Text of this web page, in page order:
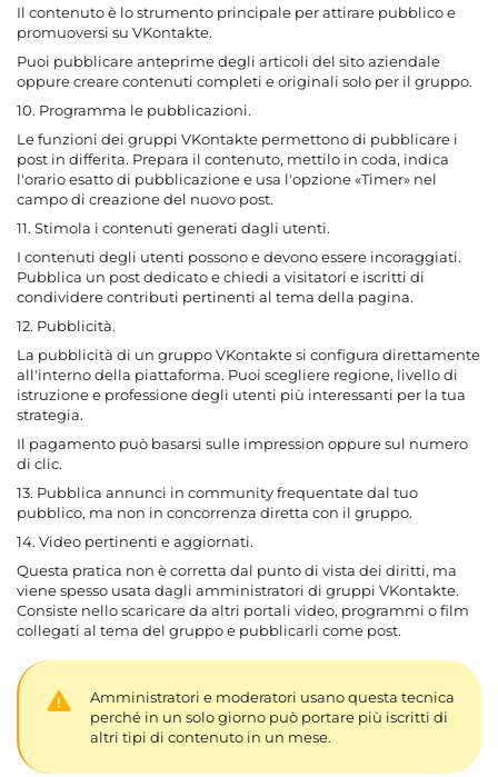
Il contenuto è lo strumento principale per attirare pubblico e
promuoversi su VKontakte.
Puoi pubblicare anteprime degli articoli del sito aziendale
oppure creare contenuti completi e originali solo per il gruppo.
10. Programma le pubblicazioni.
Le funzioni dei gruppi VKontakte permettono di pubblicare i
post in differita. Prepara il contenuto, mettilo in coda, indica
l'orario esatto di pubblicazione e usa l'opzione «Timer» nel
campo di creazione del nuovo post.
11. Stimola i contenuti generati dagli utenti.
I contenuti degli utenti possono e devono essere incoraggiati.
Pubblica un post dedicato e chiedi a visitatori e iscritti di
condividere contributi pertinenti al tema della pagina.
12. Pubblicità.
La pubblicità di un gruppo VKontakte si configura direttamente
all'interno della piattaforma. Puoi scegliere regione, livello di
istruzione e professione degli utenti più interessanti per la tua
strategia.
Il pagamento può basarsi sulle impression oppure sul numero
di clic.
13. Pubblica annunci in community frequentate dal tuo
pubblico, ma non in concorrenza diretta con il gruppo.
14. Video pertinenti e aggiornati.
Questa pratica non è corretta dal punto di vista dei diritti, ma
viene spesso usata dagli amministratori di gruppi VKontakte.
Consiste nello scaricare da altri portali video, programmi o film
collegati al tema del gruppo e pubblicarli come post.
Amministratori e moderatori usano questa tecnica
perché in un solo giorno può portare più iscritti di
altri tipi di contenuto in un mese.